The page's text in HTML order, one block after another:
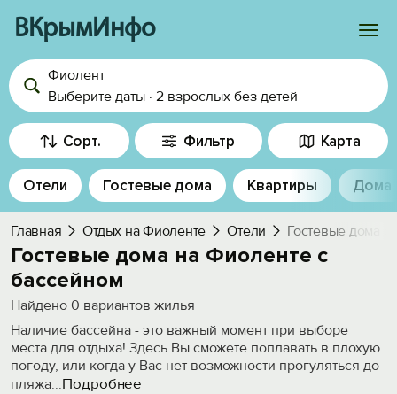
ВКрымИнфо
Войти
Избранное
История просмотра
Добавить свой объект
Фиолент
Выберите даты · 2 взрослых без детей
Сорт. Фильтр Карта
Отели Гостевые дома Квартиры Дома
Главная Отдых на Фиоленте Отели Гостевые дома с
Гостевые дома на Фиоленте с
бассейном
Найдено 0 вариантов жилья
Наличие бассейна - это важный момент при выборе
места для отдыха! Здесь Вы сможете поплавать в плохую
погоду, или когда у Вас нет возможности прогуляться до
пляжа...Подробнее